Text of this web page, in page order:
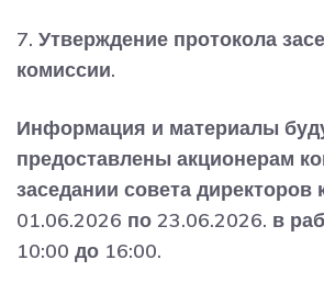
7. Утверждение протокола
комиссии.
Информация и материалы
предоставлены акционерам
заседании совета директоров
01.06.2026 по 23.06.2026. в
10:00 до 16:00.